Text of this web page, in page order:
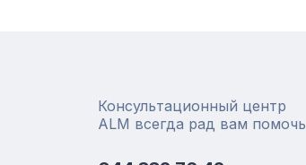
Консультационный центр
ALM всегда рад вам помочь